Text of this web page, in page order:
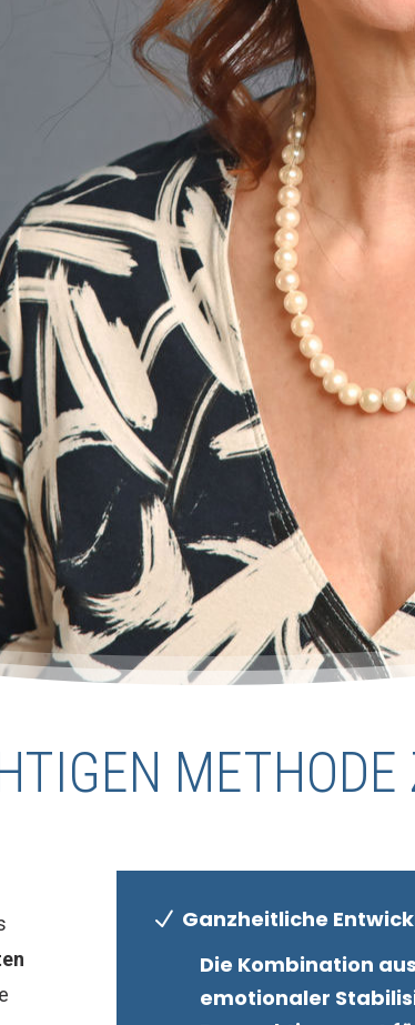
METHODE
N Ganzheitliche
Die Kombination
emotionaler